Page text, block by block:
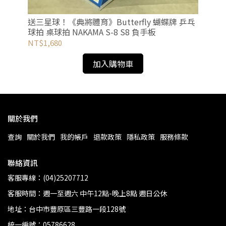
送三星球！《典將體育》Butterfly 蝴蝶牌 乒乓
球拍 桌球拍 NAKAMA S-8 S8 負手板
NT$1,680
加入購物車
關於我們
查詢 關於我們 我的帳戶 退款政策 隱私政策 服務條款
聯絡資訊
客服專線：(04)25207712
客服時間：週一至週六 中午12點-晚上8點 週日公休
地址：台中市豐原區三豐路一段128號